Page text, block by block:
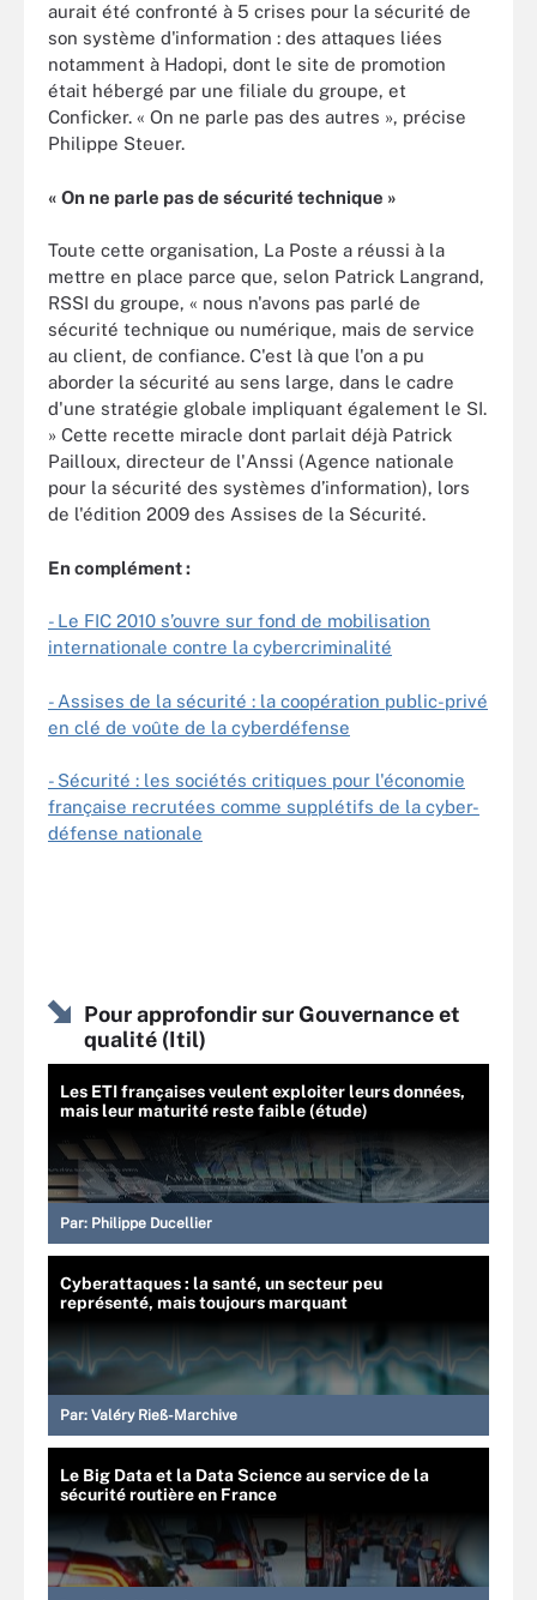
aurait été confronté à 5 crises pour la sécurité de
son système d'information : des attaques liées
notamment à Hadopi, dont le site de promotion
était hébergé par une filiale du groupe, et
Conficker. « On ne parle pas des autres », précise
Philippe Steuer.
« On ne parle pas de sécurité technique »
Toute cette organisation, La Poste a réussi à la
mettre en place parce que, selon Patrick Langrand,
RSSI du groupe, « nous n'avons pas parlé de
sécurité technique ou numérique, mais de service
au client, de confiance. C'est là que l'on a pu
aborder la sécurité au sens large, dans le cadre
d'une stratégie globale impliquant également le SI.
» Cette recette miracle dont parlait déjà Patrick
Pailloux, directeur de l'Anssi (Agence nationale
pour la sécurité des systèmes d’information), lors
de l'édition 2009 des Assises de la Sécurité.
En complément :
- Le FIC 2010 s’ouvre sur fond de mobilisation
internationale contre la cybercriminalité
- Assises de la sécurité : la coopération public-privé
en clé de voûte de la cyberdéfense
- Sécurité : les sociétés critiques pour l'économie
française recrutées comme supplétifs de la cyber-
défense nationale
Pour approfondir sur Gouvernance et
qualité (Itil)
Les ETI françaises veulent exploiter leurs données,
mais leur maturité reste faible (étude)
Par: Philippe Ducellier
Cyberattaques : la santé, un secteur peu
représenté, mais toujours marquant
Par: Valéry Rieß-Marchive
Le Big Data et la Data Science au service de la
sécurité routière en France